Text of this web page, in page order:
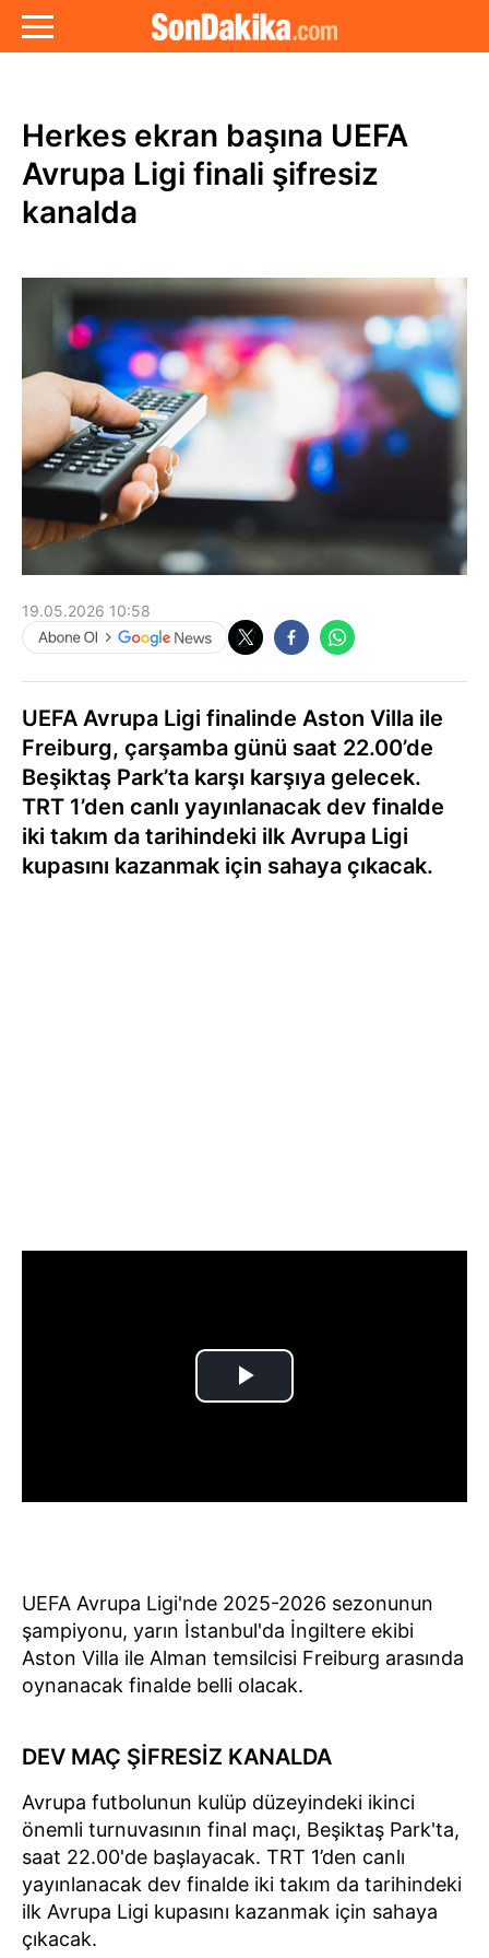
Herkes ekran başına UEFA
Avrupa Ligi finali şifresiz
kanalda
19.05.2026 10:58
UEFA Avrupa Ligi finalinde Aston Villa ile
Freiburg, çarşamba günü saat 22.00’de
Beşiktaş Park’ta karşı karşıya gelecek.
TRT 1’den canlı yayınlanacak dev finalde
iki takım da tarihindeki ilk Avrupa Ligi
kupasını kazanmak için sahaya çıkacak.
UEFA Avrupa Ligi'nde 2025-2026 sezonunun
şampiyonu, yarın İstanbul'da İngiltere ekibi
Aston Villa ile Alman temsilcisi Freiburg arasında
oynanacak finalde belli olacak.
DEV MAÇ ŞİFRESİZ KANALDA
Avrupa futbolunun kulüp düzeyindeki ikinci
önemli turnuvasının final maçı, Beşiktaş Park'ta,
saat 22.00'de başlayacak. TRT 1’den canlı
yayınlanacak dev finalde iki takım da tarihindeki
ilk Avrupa Ligi kupasını kazanmak için sahaya
çıkacak.